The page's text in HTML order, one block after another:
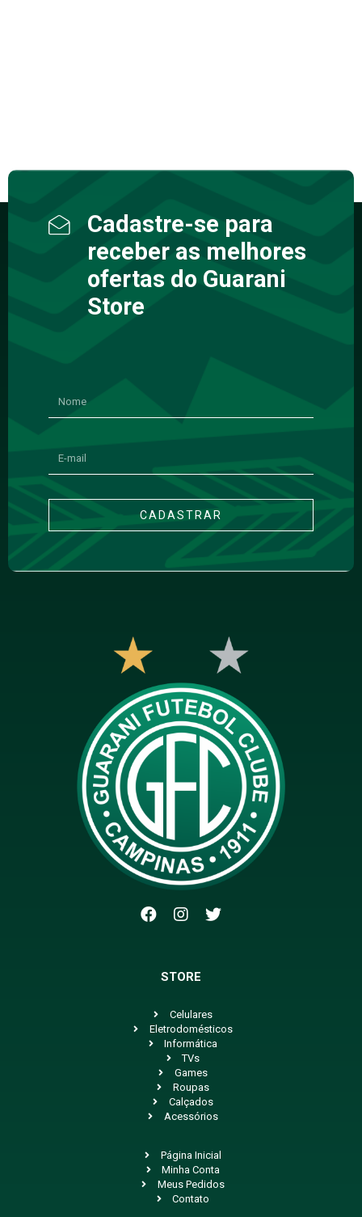
Cadastre-se para
receber as melhores
ofertas do Guarani
Store
CADASTRAR
STORE
Celulares
Eletrodomésticos
Informática
TVs
Games
Roupas
Calçados
Acessórios
Página Inicial
Minha Conta
Meus Pedidos
Contato